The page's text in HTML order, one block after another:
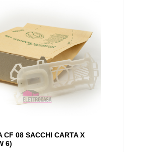
CF 08 SACCHI CARTA X
6)